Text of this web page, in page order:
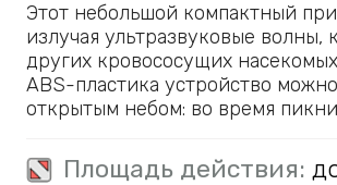
Этот небольшой компактный
излучая ультразвуковые
других кровососущих
ABS-пластика устройство
открытым небом: во время
Площадь действия: